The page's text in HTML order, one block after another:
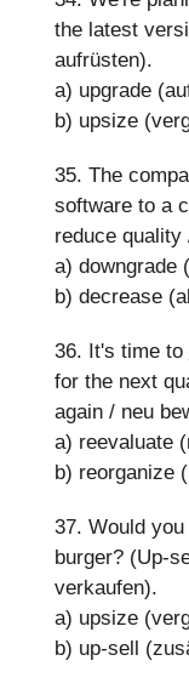
the latest
aufrüsten).
a) upgrade
b) upsize
35. The
software to a
reduce quality
a) downgrade
b) decrease
36. It's time to
for the next
again / neu
a) reevaluate
b) reorganize
37. Would
burger? (Up-
verkaufen).
a) upsize
b) up-sell